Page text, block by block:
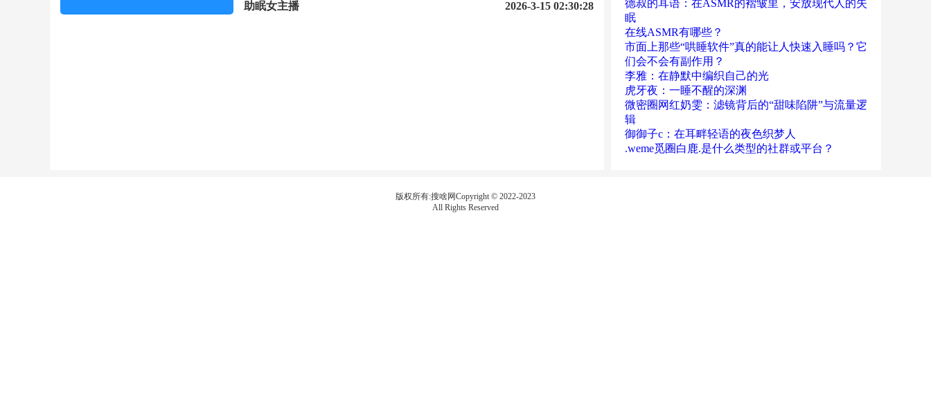
助眠女主播 2026-3-15 02:30:28
德叔的耳语：在ASMR的褶皱里，安放现代人的失
眠
在线ASMR有哪些？
市面上那些“哄睡软件”真的能让人快速入睡吗？它
们会不会有副作用？
李雅：在静默中编织自己的光
虎牙夜：一睡不醒的深渊
微密圈网红奶雯：滤镜背后的“甜味陷阱”与流量逻
辑
御御子c：在耳畔轻语的夜色织梦人
.weme觅圈白鹿.是什么类型的社群或平台？
版权所有:搜啥网Copyright © 2022-2023
All Rights Reserved